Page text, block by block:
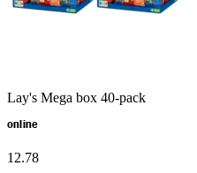
Lay's Mega box 40-pack
online
12.78